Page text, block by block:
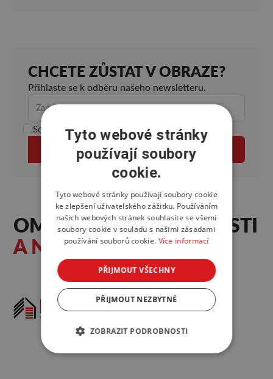
CHCETE ZŮSTAT V OBRAZE?
Přihlaste se k odběru našeho newsletteru.
Souhlasím s ochranou osobních údajů.
OMRKNĚTE ZAJÍMAVOSTI
A NOVINKY Z WEBU
Tyto webové stránky
používají soubory
cookie.
Tyto webové stránky používají soubory cookie
ke zlepšení uživatelského zážitku. Používáním
našich webových stránek souhlasíte se všemi
soubory cookie v souladu s našimi zásadami
používání souborů cookie. Více informací
PŘIJMOUT VŠECHNY
PŘIJMOUT NEZBYTNÉ
ZOBRAZIT PODROBNOSTI